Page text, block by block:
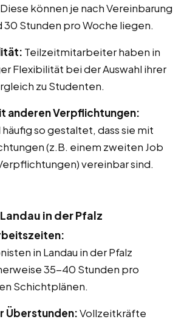
können je nach Vereinbarung
30 Stunden pro Woche liegen.
Teilzeitmitarbeiter haben in
Flexibilität bei der Auswahl ihrer
zu Studenten.
anderen Verpflichtungen:
so gestaltet, dass sie mit
(z.B. einem zweiten Job
vereinbar sind.
in der Pfalz
in Landau in der Pfalz
35-40 Stunden pro
Schichtplänen.
Überstunden:Vollzeitkräfte